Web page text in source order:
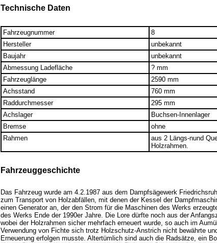
Technische Daten
Fahrzeugnummer
8
Hersteller
unbekannt
Baujahr
unbekannt
Abmessung Ladefläche
? mm
Fahrzeuglänge
2590 mm
Achsstand
760 mm
Raddurchmesser
295 mm
Achslager
Buchsen-Innenlager
Bremse
ohne
Rahmen
aus 2 Längs-nund
Holzrahmen.
Fahrzeuggeschichte
Das Fahrzeug wurde am 4.2.1987 aus dem Dampfsägewerk
zum Transport von Holzabfällen, mit denen der Kessel der
einen Generator an, der den Strom für die Maschinen des Werks
des Werks Ende der 1990er Jahre. Die Lore dürfte noch aus der
wobei der Holzrahmen sicher mehrfach erneuert wurde, so auch im
Verwendung von Fichte sich trotz Holzschutz-Anstrich nicht bewährte
Erneuerung erfolgen musste. Altertümlich sind auch die Radsätze, ein